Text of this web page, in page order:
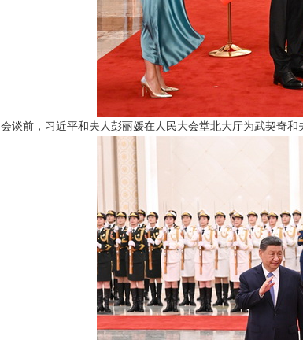
会谈前，习近平和夫人彭丽媛在人民大会堂北大厅为武契奇和